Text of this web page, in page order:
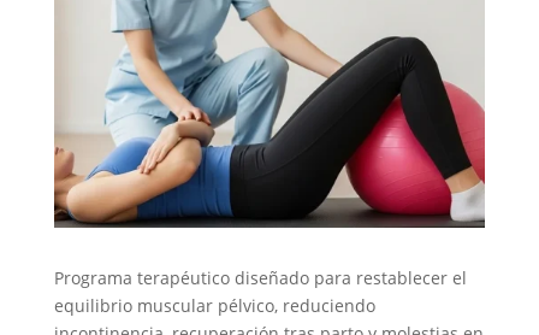
Programa terapéutico diseñado para restablecer el
equilibrio muscular pélvico, reduciendo